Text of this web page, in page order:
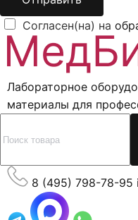
Согласен(на) на
Лабораторное
материалы для
8 (495) 798-78-95